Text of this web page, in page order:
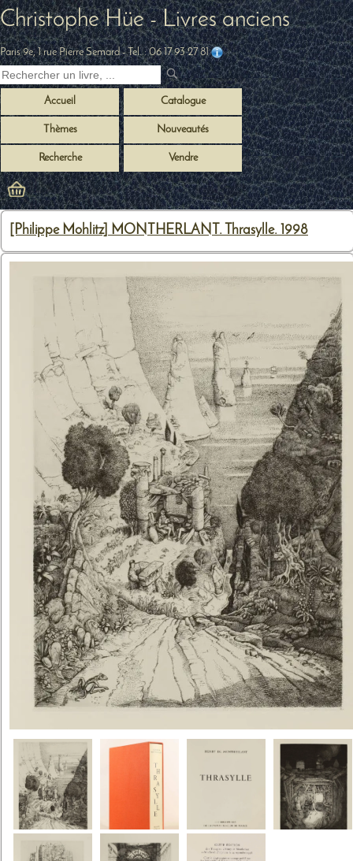
Christophe Hüe - Livres anciens
Paris 9e, 1 rue Pierre Semard- Tel. :06 17 93 27 81
Accueil Catalogue
Thèmes Nouveautés
Recherche Vendre
[Philippe Mohlitz] MONTHERLANT. Thrasylle. 1998